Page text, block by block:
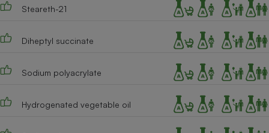
Steareth-21
Diheptyl succinate
Sodium polyacrylate
Hydrogenated vegetable oil